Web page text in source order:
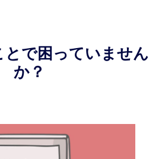
とで困っていません
か？